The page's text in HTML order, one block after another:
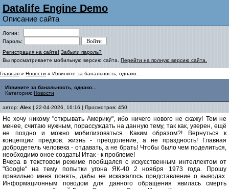
Datalife Engine Demo
Описание сайта
Логин:
Пароль:
Регистрация на сайте! Забыли пароль?
Вы просматриваете мобильную версию сайта. Перейти на полную версию сайта.
Главная » Новости » Извините за банальность, однако...
Извините за банальность, однако...
Категория: Новости
автор: Alex | 22-04-2026, 16:16 | Просмотров: 450
Не хочу никому "открывать Америку", ибо ничего нового не скажу! Тем не
менее, считаю нужным, порассуждать на данную тему, так как, уверен, ещё
не поздно и можно мобилизоваться. Каким образом?! Вернуться к
концепции предков: жизнь - преодоление, а не праздность! Главная
добродетель человека - отдавать, а не брать! Чтобы было чем поделиться,
необходимо оное создать! Итак - к проблеме!
Вчера в текстовом режиме пообщался с искусственным интеллектом от
"Google" на тему попытки угона ЯК-40 2 ноября 1973 года. Прошу
правильно меня понять, дабы не искажалось представление о выводах.
Информационным поводом для данного обращения явилась смерть